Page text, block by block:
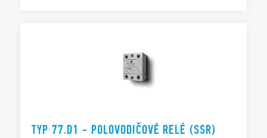
TYP 77.D1 - POLOVODIČOVÉ RELÉ (SSR)